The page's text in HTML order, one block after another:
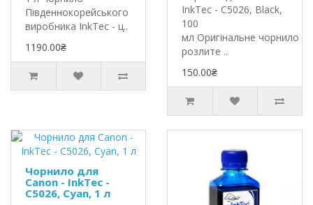
Південнокорейського
виробника InkTec - ц..
1190.00₴
InkTec - C5026, Black,
100
мл Оригінальне чорнило
розлите ..
150.00₴
Чорнило для
Canon - InkTec -
C5026, Cyan, 1 л